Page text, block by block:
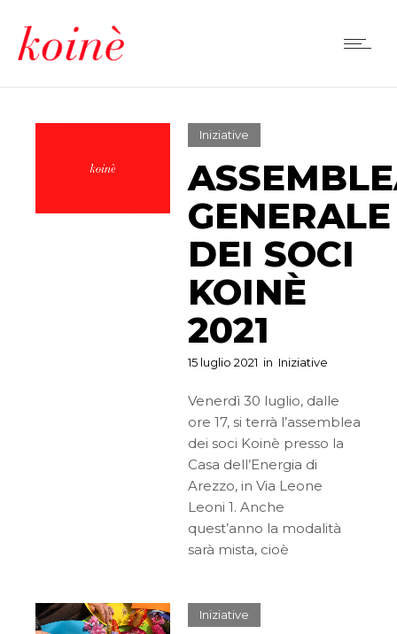
Iniziative
GENERALE
DEI SOCI
KOINÈ
2021
15 luglio 2021 in Iniziative
Venerdì 30 luglio, dalle
ore 17, si terrà l’assemblea
dei soci Koinè presso la
Casa dell’Energia di
Arezzo, in Via Leone
Leoni 1. Anche
quest’anno la modalità
sarà mista, cioè
Iniziative